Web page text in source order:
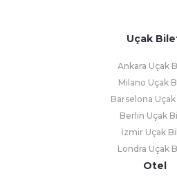
Uçak
Ankara Uçak
Milano Uçak
Barselona
Berlin Uçak
İzmir Uçak
Londra Uçak
Otel